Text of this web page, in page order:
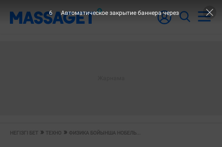
НЕГІЗГІ БЕТ ТЕХНО ФИЗИКА БОЙЫНША НОБЕЛЬ...
5 Автоматическое закрытие баннера через